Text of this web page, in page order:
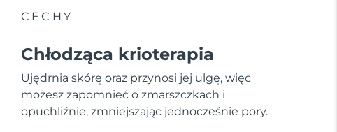
CECHY
Chłodząca krioterapia
Ujędrnia skórę oraz przynosi jej ulgę, więc
możesz zapomnieć o zmarszczkach i
opuchliźnie, zmniejszając jednocześnie pory.